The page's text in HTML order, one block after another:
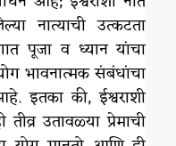
नात्याची उत्कटता
पूजा व ध्यान यांचा
भावनात्मक संबंधांचा
इतका की, ईश्वराशी
उतावळ्या प्रेमाची